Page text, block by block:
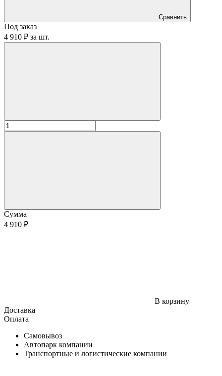
Сравнить
Под заказ
4 910 ₽ за шт.
Сумма
4 910 ₽
В корзину
Доставка
Оплата
Самовывоз
Автопарк компании
Транспортные и логистические компании